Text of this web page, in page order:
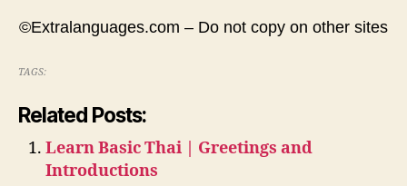
©Extralanguages.com – Do not copy on other sites
TAGS:
Related Posts:
Learn Basic Thai | Greetings and
Introductions